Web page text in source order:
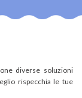
diverse soluzioni
rispecchia le tue